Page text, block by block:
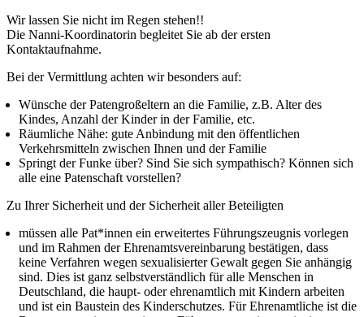
Wir lassen Sie nicht im Regen stehen!!
Die Nanni-Koordinatorin begleitet Sie ab der ersten
Kontaktaufnahme.
Bei der Vermittlung achten wir besonders auf:
Wünsche der Patengroßeltern an die Familie, z.B. Alter des
Kindes, Anzahl der Kinder in der Familie, etc.
Räumliche Nähe: gute Anbindung mit den öffentlichen
Verkehrsmitteln zwischen Ihnen und der Familie
Springt der Funke über? Sind Sie sich sympathisch? Können sich
alle eine Patenschaft vorstellen?
Zu Ihrer Sicherheit und der Sicherheit aller Beteiligten
müssen alle Pat*innen ein erweitertes Führungszeugnis vorlegen
und im Rahmen der Ehrenamtsvereinbarung bestätigen, dass
keine Verfahren wegen sexualisierter Gewalt gegen Sie anhängig
sind. Dies ist ganz selbstverständlich für alle Menschen in
Deutschland, die haupt- oder ehrenamtlich mit Kindern arbeiten
und ist ein Baustein des Kinderschutzes. Für Ehrenamtliche ist die